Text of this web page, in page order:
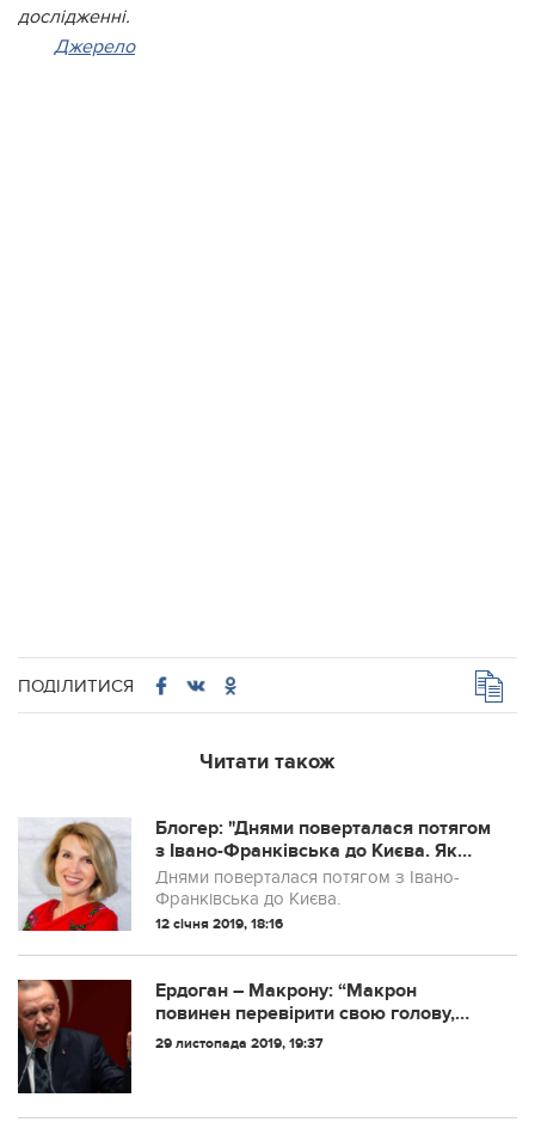
дослідженні.
Джерело
ПОДІЛИТИСЯ
Читати також
Блогер: "Днями поверталася потягом
з Івано-Франківська до Києва. Як
правило, в купе всі сідають,
втикаються у гаджети і дорога
Днями поверталася потягом з Івано-
Франківська до Києва.
12 січня 2019, 18:16
Ердоган – Макрону: “Макрон
повинен перевірити свою голову,
перед тим як робити такі заяви”
29 листопада 2019, 19:37